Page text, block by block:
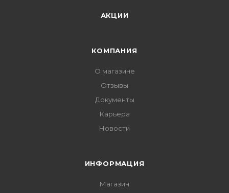
АКЦИИ
КОМПАНИЯ
О магазине
Отзывы
Документы
Карьера
Новости
ИНФОРМАЦИЯ
Магазин